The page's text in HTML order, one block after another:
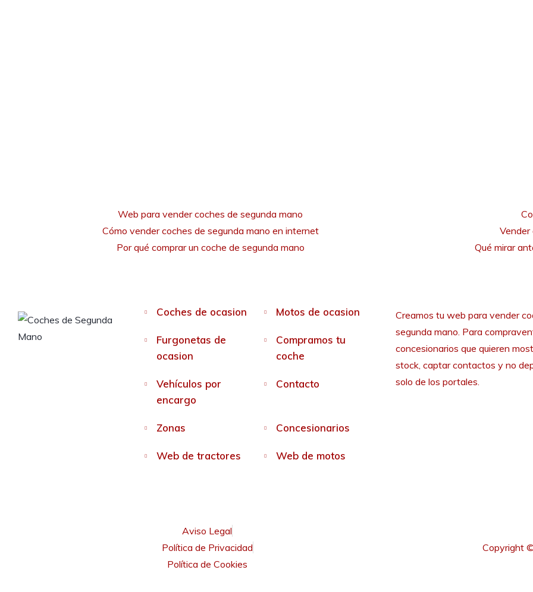
Web para vender coches de segunda mano
Cómo vender coches de segunda mano en internet
Por qué comprar un coche de segunda mano
Vender
Qué mirar
Coches de ocasion Motos de ocasion
Furgonetas de
ocasion
Compramos tu
coche
Vehículos por
encargo
Contacto
Zonas Concesionarios
Web de tractores Web de motos
Creamos tu web para vender
segunda mano. Para
concesionarios que quieren
stock, captar contactos y no
solo de los portales.
Aviso Legal
Política de Privacidad
Política de Cookies
Copyright